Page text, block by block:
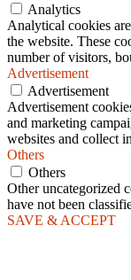
Analytics
Analytical cookies
the website. These
number of visitors,
Advertisement
Advertisement
Advertisement
and marketing
websites and collect
Others
Others
Other uncategorized
have not been
SAVE & ACCEPT